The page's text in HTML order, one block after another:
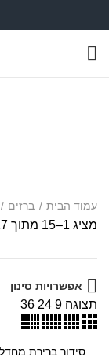
עמוד הבית ברזים
מציג 1–15 מתוך 17 תוצאות
אפשרויות סינון
תצוגה 9
24
36